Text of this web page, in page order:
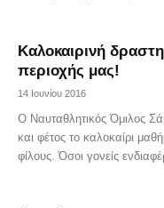
Καλοκαιρινή
περιοχής μας!
14 Ιουνίου 2016
Ο Ναυταθλητικός Όμιλος
και φέτος το καλοκαίρι
φίλους. Όσοι γονείς